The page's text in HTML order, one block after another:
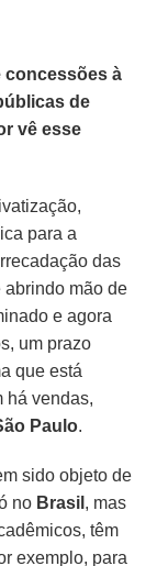
concessões à
de
vê esse
para a
das
abrindo mão de
e agora
um prazo
que está
há vendas,
Paulo.
sido objeto de
no Brasil , mas
têm
exemplo, para